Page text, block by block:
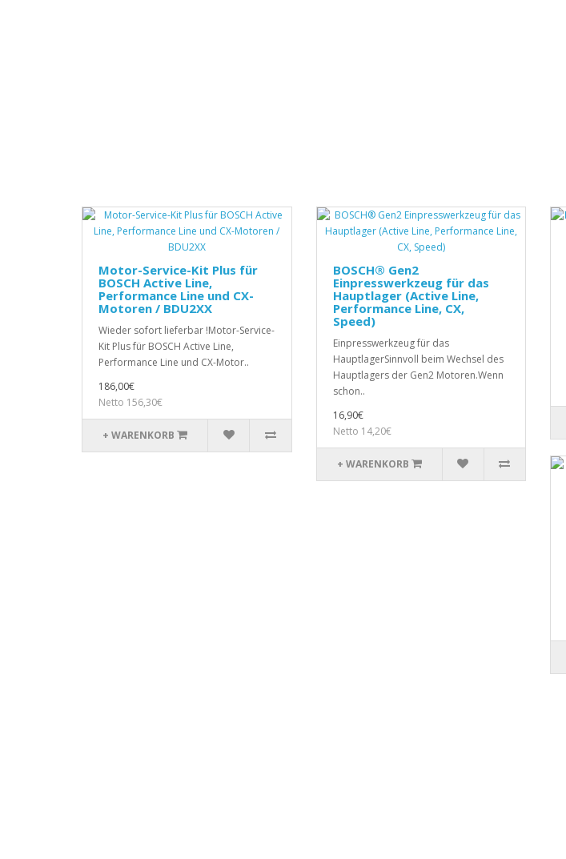
Motor-Service-Kit Plus für
BOSCH Active Line,
Performance Line und CX-
Motoren / BDU2XX
Wieder sofort lieferbar !Motor-Service-
Kit Plus für BOSCH Active Line,
Performance Line und CX-Motor..
186,00€
Netto 156,30€
+ WARENKORB
BOSCH® Gen2
Einpresswerkzeug für das
Hauptlager (Active Line,
Performance Line, CX,
Speed)
Einpresswerkzeug für das
HauptlagerSinnvoll beim Wechsel des
Hauptlagers der Gen2 Motoren.Wenn
schon..
16,90€
Netto 14,20€
+ WARENKORB